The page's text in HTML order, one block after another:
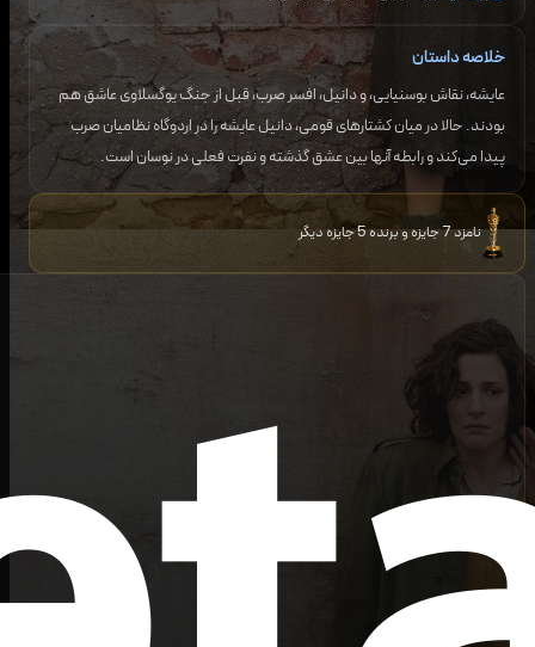
خلاصه داستان
عایشه، نقاش بوسنیایی، و دانیل، افسر صرب، قبل از جنگ یوگسلاوی عاشق هم
بودند. حالا در میان کشتارهای قومی، دانیل عایشه را در اردوگاه نظامیان صرب
پیدا می‌کند و رابطه آنها بین عشق گذشته و نفرت فعلی در نوسان است.
نامزد 7 جایزه و برنده 5 جایزه دیگر